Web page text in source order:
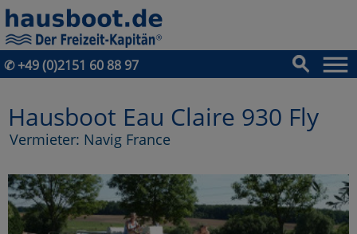
✆ +49 (0)2151 60 88 97
Hausboot Eau Claire 930 Fly
Vermieter: Navig France